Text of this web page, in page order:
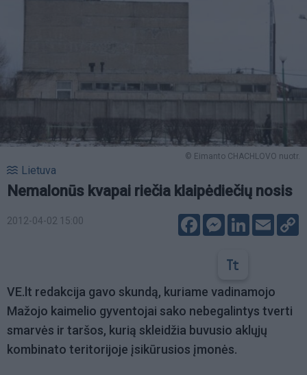
© Eimanto CHACHLOVO nuotr.
Lietuva
Nemalonūs kvapai riečia klaipėdiečių nosis
2012-04-02 15:00 FacebookMessenger
LinkedIn
Email
VE.lt redakcija gavo skundą, kuriame vadinamojo
Mažojo kaimelio gyventojai sako nebegalintys tverti
smarvės ir taršos, kurią skleidžia buvusio aklųjų
kombinato teritorijoje įsikūrusios įmonės.